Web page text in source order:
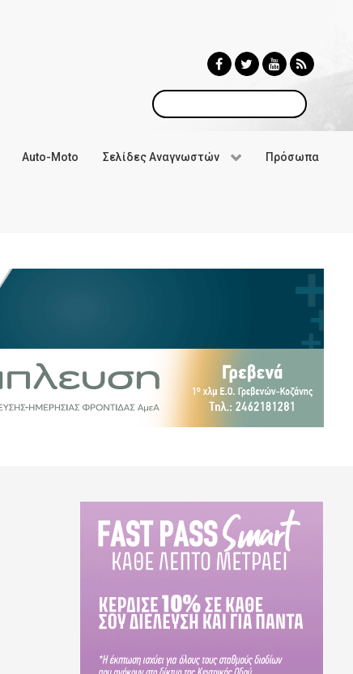
Αναζήτηση
Auto-Moto Σελίδες Αναγνωστών Πρόσωπα